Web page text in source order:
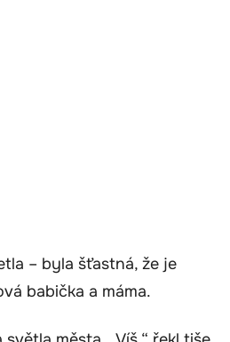
– byla šťastná, že je
babička a máma.